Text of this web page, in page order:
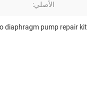
الأصلي:
diaphragm pump repair kit